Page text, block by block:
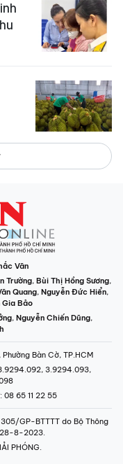
Văn
Trường, Bùi Thị Hồng Sương,
Quang, Nguyễn Đức Hiển,
Gia Bảo
, Nguyễn Chiến Dũng,
Bàn Cờ, TP.HCM
3.9294.093,
: 08 65 11 22 55
GP-BTTTT do Bộ Thông
28-8-2023.
PHÓNG.